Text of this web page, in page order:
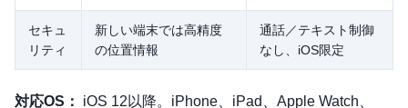
セキュ
リティ
新しい端末では高精度
の位置情報
通話／テキスト制御
なし、iOS限定
対応OS：
iOS 12以降。iPhone、iPad、Apple Watch、